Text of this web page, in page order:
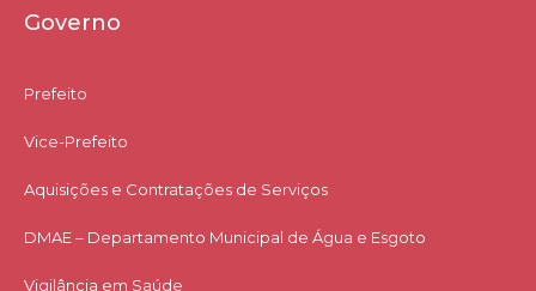
Governo
Prefeito
Vice-Prefeito
Aquisições e Contratações de Serviços​
DMAE – Departamento Municipal de Água e Esgoto
Vigilância em Saúde